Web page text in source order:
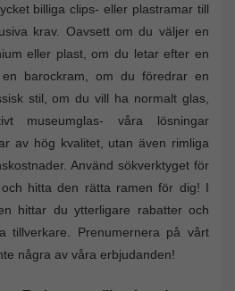
billiga clips- eller plastramar till
krav. Oavsett om du väljer en
eller plast, om du letar efter en
barockram, om du föredrar en
stil, om du vill ha normalt glas,
museumglas- våra lösningar
av hög kvalitet, utan även rimliga
Använd sökverktyget för
och hitta den rätta ramen för dig! I
hittar du ytterligare rabatter och
tillverkare. Prenumernera på vårt
några av våra erbjudanden!